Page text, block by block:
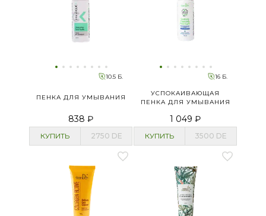
10.5 Б.
ПЕНКА ДЛЯ УМЫВАНИЯ
838 ₽
КУПИТЬ 2750 DE
16 Б.
УСПОКАИВАЮЩАЯ
ПЕНКА ДЛЯ УМЫВАНИЯ
1 049 ₽
КУПИТЬ 3500 DE